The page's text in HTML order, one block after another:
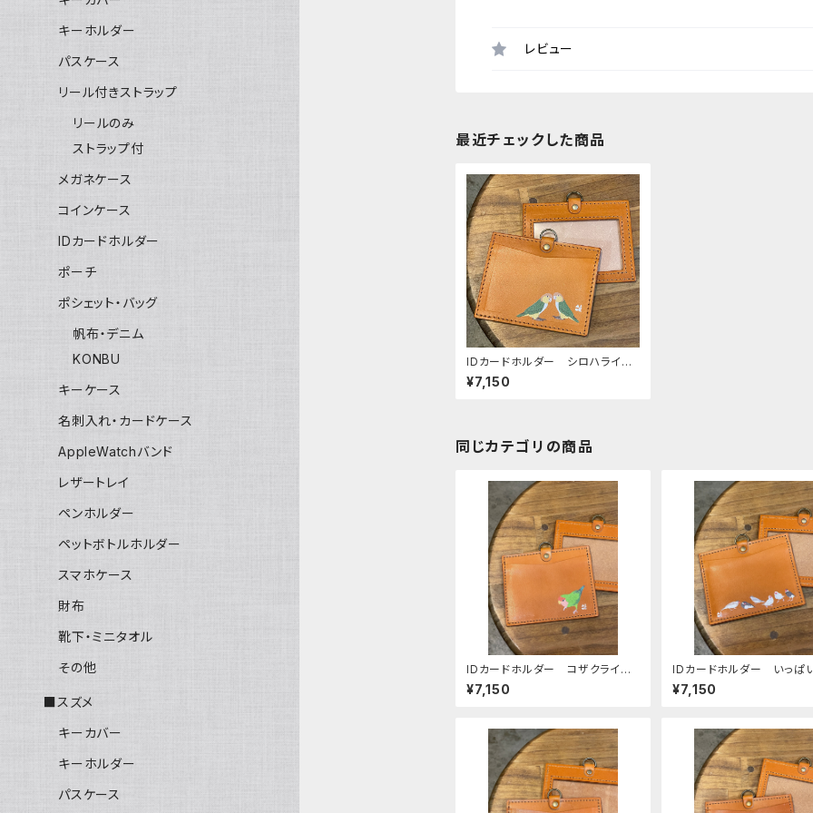
レビュー
最近チェックした商品
IDカードホルダー シロハライン
コ × シロハラインコ （ストラ
ップなし） キャメル
¥7,150
同じカテゴリの商品
IDカードホルダー コザクライン
コ ノーマル キャメル （ストラッ
プなし） Camel こざくらいん
¥7,150
IDカードホルダー いっぱ
鳥 キャメル （ストラップ
ぶんちょう ブンチョウ
¥7,150
キーホルダー
パスケース
リール付きストラップ
リールのみ
ストラップ付
メガネケース
コインケース
IDカードホルダー
ポーチ
ポシェット・バッグ
帆布・デニム
KONBU
キーケース
名刺入れ・カードケース
AppleWatchバンド
レザートレイ
ペンホルダー
ペットボトルホルダー
スマホケース
財布
靴下・ミニタオル
その他
■スズメ
キーカバー
キーホルダー
パスケース